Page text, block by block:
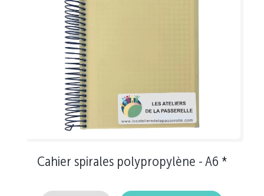
Cahier spirales polypropylène - A6 *